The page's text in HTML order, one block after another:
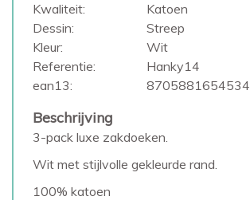
Kwaliteit:
Katoen
Dessin:
Streep
Kleur:
Wit
Referentie:
Hanky14
ean13:
8705881654534
Beschrijving
3-pack luxe zakdoeken.
Wit met stijlvolle gekleurde rand.
100% katoen